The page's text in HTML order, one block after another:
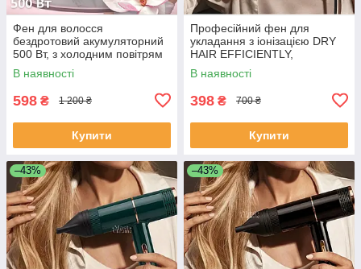
Фен для волосся
бездротовий акумуляторний
500 Вт, з холодним повітрям
від акумулятора та теплим
від мережі Чорний, WHD-01-
В наявності
598 ₴ 1 200 ₴
Купити
Професійний фен для
укладання з іонізацією DRY
HAIR EFFICIENTLY,
компактний та потужний фен
для сушіння та укладки, DHE-
В наявності
398 ₴ 700 ₴
Купити
–43% –43%